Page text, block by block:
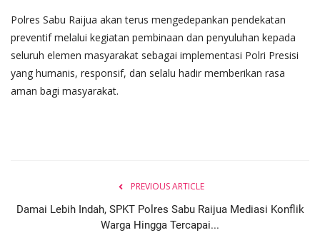
Polres Sabu Raijua akan terus mengedepankan pendekatan
preventif melalui kegiatan pembinaan dan penyuluhan kepada
seluruh elemen masyarakat sebagai implementasi Polri Presisi
yang humanis, responsif, dan selalu hadir memberikan rasa
aman bagi masyarakat.
PREVIOUS ARTICLE
Damai Lebih Indah, SPKT Polres Sabu Raijua Mediasi Konflik
Warga Hingga Tercapai...